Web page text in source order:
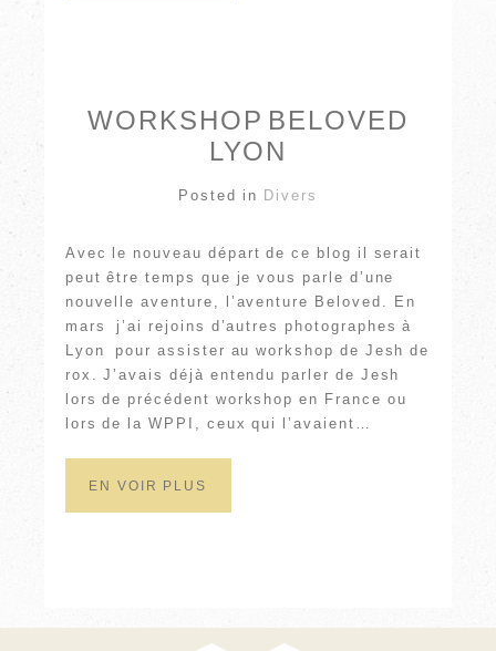
WORKSHOP BELOVED
LYON
Posted in Divers
Avec le nouveau départ de ce blog il serait
peut être temps que je vous parle d’une
nouvelle aventure, l’aventure Beloved. En
mars j’ai rejoins d’autres photographes à
Lyon pour assister au workshop de Jesh de
rox. J’avais déjà entendu parler de Jesh
lors de précédent workshop en France ou
lors de la WPPI, ceux qui l’avaient…
EN VOIR PLUS